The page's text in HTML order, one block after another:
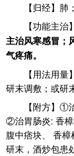
【归经】肺
【功能主治】
主治风寒感冒；
气疼痛。
【用法用
研末调敷；或研
【附方】①
②治胃肠炎: 香樟
腹中痞块、 香樟
研末，酒炒包患